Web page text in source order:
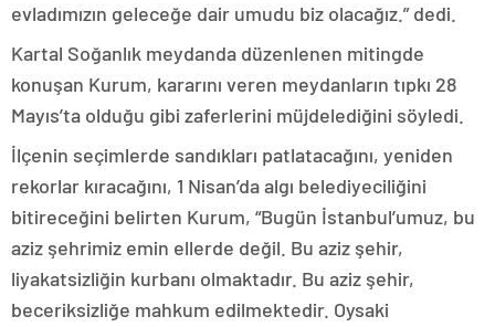
evladımızın geleceğe dair umudu biz olacağız.” dedi.
Kartal Soğanlık meydanda düzenlenen mitingde
konuşan Kurum, kararını veren meydanların tıpkı 28
Mayıs’ta olduğu gibi zaferlerini müjdelediğini söyledi.
İlçenin seçimlerde sandıkları patlatacağını, yeniden
rekorlar kıracağını, 1 Nisan’da algı belediyeciliğini
bitireceğini belirten Kurum, “Bugün İstanbul’umuz, bu
aziz şehrimiz emin ellerde değil. Bu aziz şehir,
liyakatsizliğin kurbanı olmaktadır. Bu aziz şehir,
beceriksizliğe mahkum edilmektedir. Oysaki